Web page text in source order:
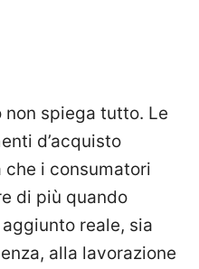
non spiega tutto. Le
d’acquisto
che i consumatori
di più quando
reale, sia
alla lavorazione